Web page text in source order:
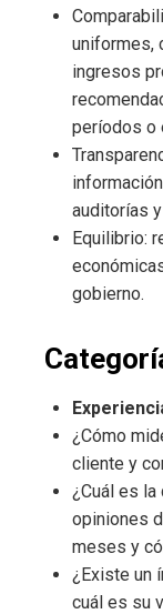
uniformes,
ingresos
períodos o
auditorías
Equilibrio:
gobierno.
¿Cómo
cliente y
¿Cuál es
opiniones
meses y
¿Existe un
cuál es su